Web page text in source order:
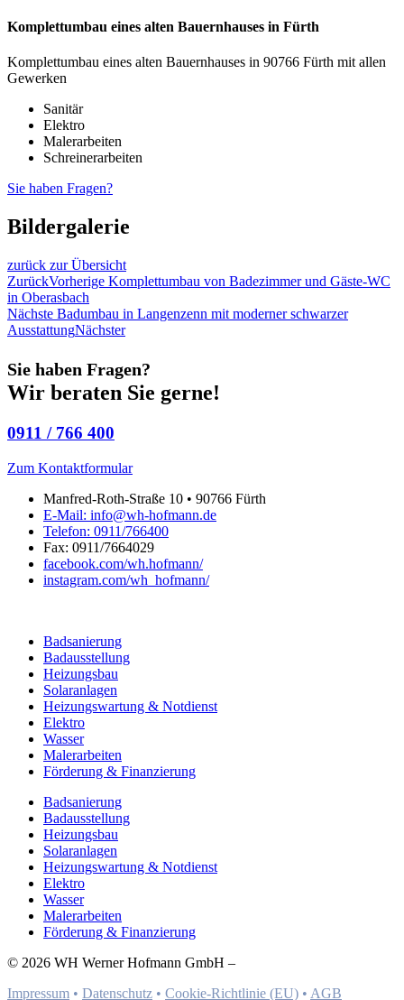
Komplettumbau eines alten Bauernhauses in Fürth
Komplettumbau eines alten Bauernhauses in 90766 Fürth mit allen
Gewerken
Sanitär
Elektro
Malerarbeiten
Schreinerarbeiten
Sie haben Fragen?
Bildergalerie
zurück zur Übersicht
ZurückVorherige Komplettumbau von Badezimmer und Gäste-WC
in Oberasbach
Nächste Badumbau in Langenzenn mit moderner schwarzer
AusstattungNächster
Sie haben Fragen?
Wir beraten Sie gerne!
0911 / 766 400
Zum Kontaktformular
Manfred-Roth-Straße 10 • 90766 Fürth
E-Mail: info@wh-hofmann.de
Telefon: 0911/766400
Fax: 0911/7664029
facebook.com/wh.hofmann/
instagram.com/wh_hofmann/
Badsanierung
Badausstellung
Heizungsbau
Solaranlagen
Heizungswartung & Notdienst
Elektro
Wasser
Malerarbeiten
Förderung & Finanzierung
Badsanierung
Badausstellung
Heizungsbau
Solaranlagen
Heizungswartung & Notdienst
Elektro
Wasser
Malerarbeiten
Förderung & Finanzierung
© 2026 WH Werner Hofmann GmbH –
Impressum • Datenschutz • Cookie-Richtlinie (EU) • AGB